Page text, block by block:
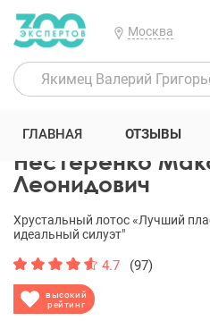
Москва
300 Экспертов Пластические
Нестеренко
Леонидович
высокий
рейтинг
Хрустальный лотос «Лучший
идеальный силуэт"
4.7 (97)
ГЛАВНАЯ ОТЗЫВЫ